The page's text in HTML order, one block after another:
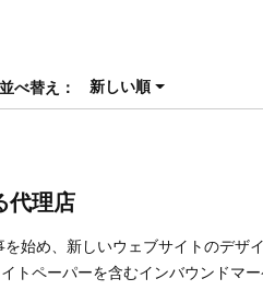
並べ替え： 新しい順
代理店
始め、新しいウェブサイトのデザ
トペーパーを含むインバウンドマ